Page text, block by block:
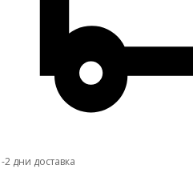
2 дни доставка